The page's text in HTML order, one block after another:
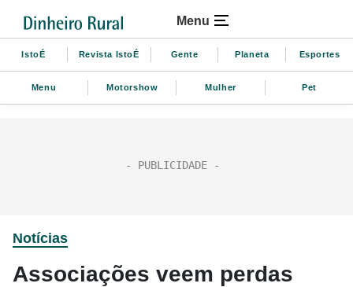
Menu
IstoÉ Revista IstoÉ Gente Planeta Esportes
Menu Motorshow Mulher Pet
Notícias
Associações veem perdas